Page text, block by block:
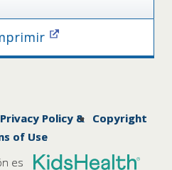
Policy &
of Use
Copyright
es